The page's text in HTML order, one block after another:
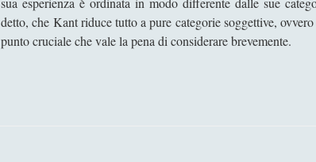
detto, che Kant riduce tutto a pure categorie soggettive,
punto cruciale che vale la pena di considerare brevemente.